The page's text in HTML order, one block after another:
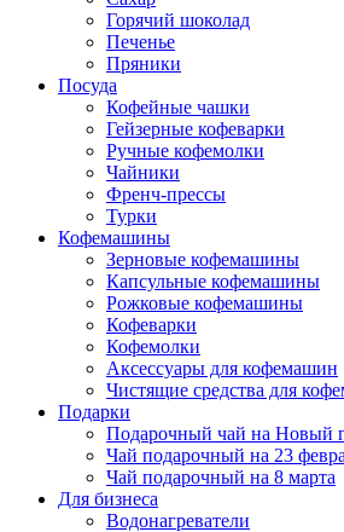
Горячий шоколад
Печенье
Пряники
Посуда
Кофейные чашки
Гейзерные кофеварки
Ручные кофемолки
Чайники
Френч-прессы
Турки
Кофемашины
Зерновые кофемашины
Капсульные кофемашины
Рожковые кофемашины
Кофеварки
Кофемолки
Аксессуары для кофемашин
Чистящие средства для
Подарки
Подарочный чай на Новый
Чай подарочный на 23
Чай подарочный на 8 марта
Для бизнеса
Водонагреватели